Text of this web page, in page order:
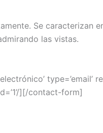
Se caracterizan
las vistas.
type=’email’
][/contact-form]